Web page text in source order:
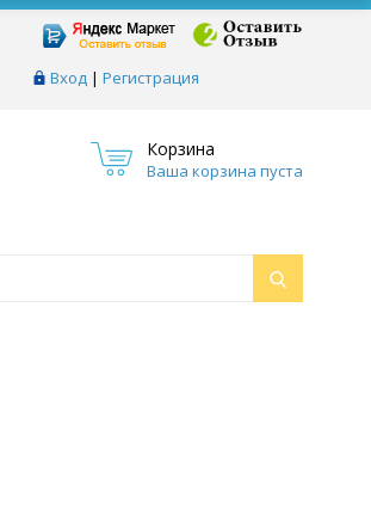
Вход | Регистрация
Корзина
Ваша корзина пуста